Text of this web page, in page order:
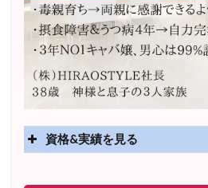
資格&実績を見る